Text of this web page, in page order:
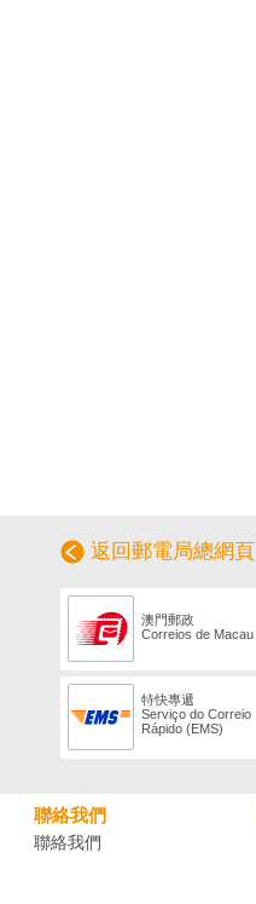
返回郵電局總網頁
澳門郵政
Correios de Macau
特快專遞
Serviço do Correio
Rápido (EMS)
聯絡我們
聯絡我們